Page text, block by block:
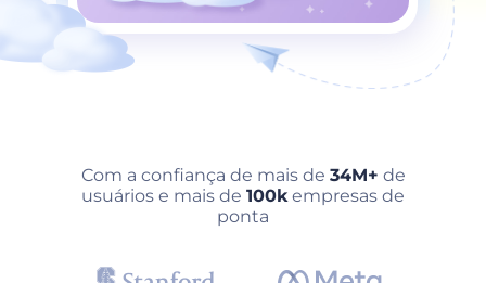
Com a confiança de mais de 34M+ de
usuários e mais de 100kempresas de
ponta